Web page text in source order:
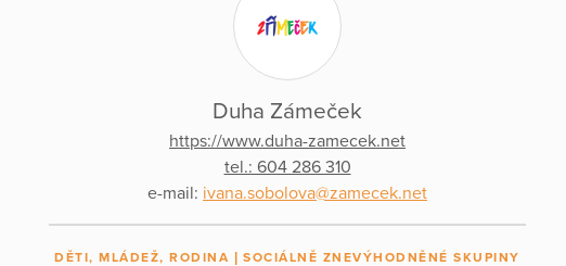
Duha Zámeček
https://www.duha-zamecek.net
tel.: 604 286 310
e-mail: ivana.sobolova@zamecek.net
DĚTI, MLÁDEŽ, RODINA SOCIÁLNĚ ZNEVÝHODNĚNÉ SKUPINY